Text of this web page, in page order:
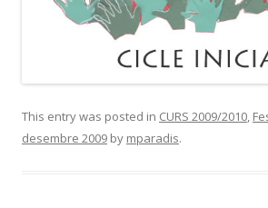
This entry was posted in CURS 2009/2010,
desembre 2009 by mparadis.